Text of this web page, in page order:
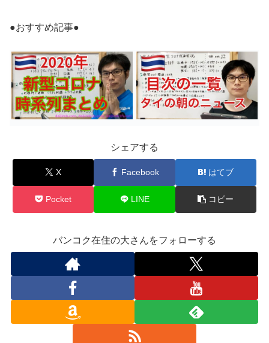
●おすすめ記事●
シェアする
X Facebook はてブ
Pocket LINE コピー
バンコク在住の大さんをフォローする